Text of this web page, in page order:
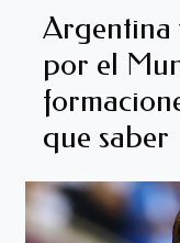
Argentina
por el
que saber